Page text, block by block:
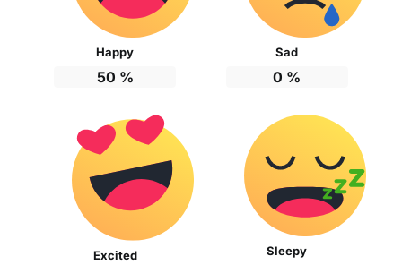
Happy
50 %
Sad
0 %
Excited Sleepy